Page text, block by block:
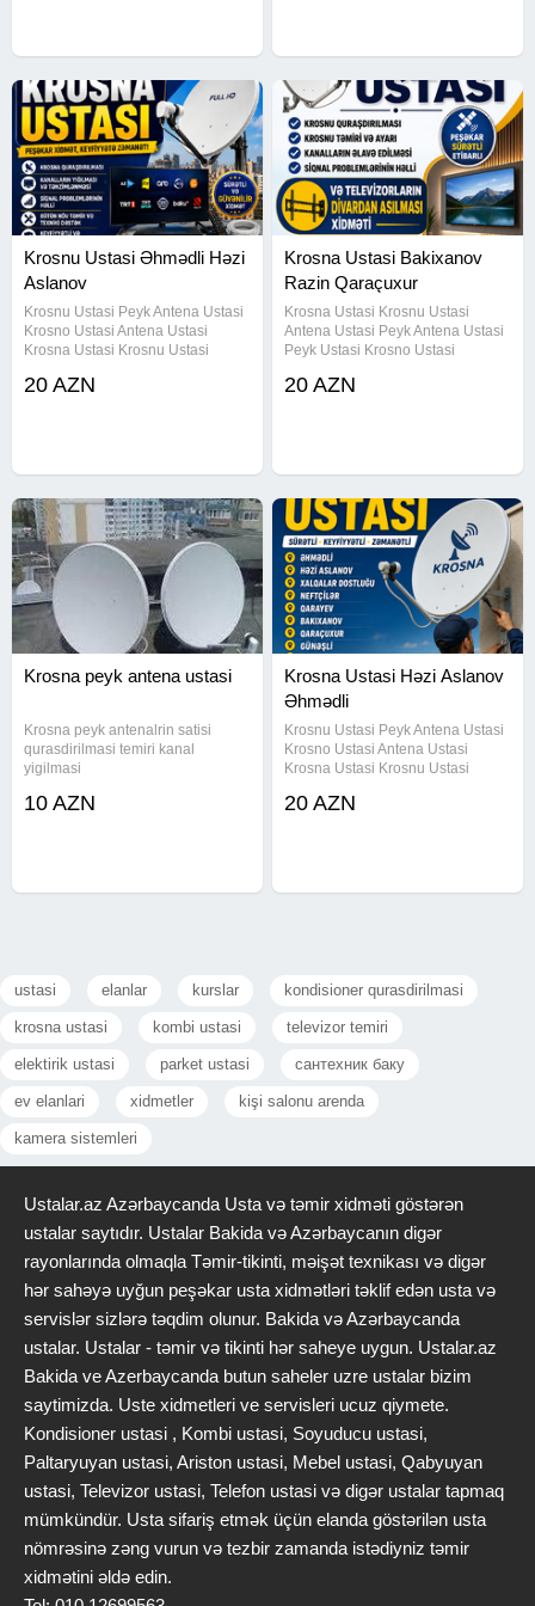
Krosnu Ustasi Əhmədli Həzi
Aslanov
Krosnu Ustasi Peyk Antena Ustasi
Krosno Ustasi Antena Ustasi
Krosna Ustasi Krosnu Ustasi
Aslanov Krosnu Ustasi Xalqlar
20 AZN
Krosna Ustasi Bakixanov
Razin Qaraçuxur
Krosna Ustasi Krosnu Ustasi
Antena Ustasi Peyk Antena Ustasi
Peyk Ustasi Krosno Ustasi
Xidməti Televizorun Divara Montaji
20 AZN
Krosna peyk antena ustasi
Krosna peyk antenalrin satisi
qurasdirilmasi temiri kanal
yigilmasi
10 AZN
Krosna Ustasi Həzi Aslanov
Əhmədli
Krosnu Ustasi Peyk Antena Ustasi
Krosno Ustasi Antena Ustasi
Krosna Ustasi Krosnu Ustasi
Aslanov Krosnu Ustasi Xalqlar
20 AZN
ustasi elanlar kurslar kondisioner qurasdirilmasi
krosna ustasi kombi ustasi televizor temiri
elektirik ustasi parket ustasi сантехник баку
ev elanlari xidmetler kişi salonu arenda
kamera sistemleri
Ustalar.az Azərbaycanda Usta və təmir xidməti göstərən
ustalar saytıdır. Ustalar Bakida və Azərbaycanın digər
rayonlarında olmaqla Təmir-tikinti, məişət texnikası və digər
hər sahəyə uyğun peşəkar usta xidmətləri təklif edən usta və
servislər sizlərə təqdim olunur. Bakida və Azərbaycanda
ustalar. Ustalar - təmir və tikinti hər saheye uygun. Ustalar.az
Bakida ve Azerbaycanda butun saheler uzre ustalar bizim
saytimizda. Uste xidmetleri ve servisleri ucuz qiymete.
Kondisioner ustasi , Kombi ustasi, Soyuducu ustasi,
Paltaryuyan ustasi, Ariston ustasi, Mebel ustasi, Qabyuyan
ustasi, Televizor ustasi, Telefon ustasi və digər ustalar tapmaq
mümkündür. Usta sifariş etmək üçün elanda göstərilən usta
nömrəsinə zəng vurun və tezbir zamanda istədiyniz təmir
xidmətini əldə edin.